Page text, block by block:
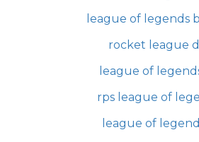
league of legends
rocket league
league of
rps league of
league of